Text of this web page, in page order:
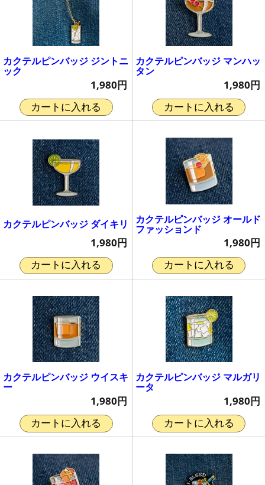
カクテルピンバッジ ジントニ
ック
1,980円
カートに入れる
カクテルピンバッジ マンハッ
タン
1,980円
カートに入れる
カクテルピンバッジ ダイキリ
1,980円
カートに入れる
カクテルピンバッジ オールド
ファッションド
1,980円
カートに入れる
カクテルピンバッジ ウイスキ
ー
1,980円
カートに入れる
カクテルピンバッジ マルガリ
ータ
1,980円
カートに入れる